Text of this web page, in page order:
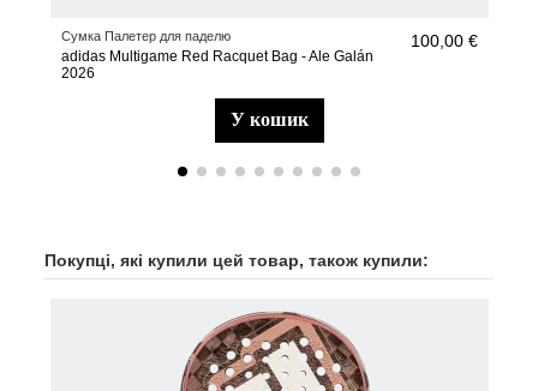
Сумка Палетер для паделю
adidas Multigame Red Racquet Bag - Ale Galán
2026
100,00 €
у кошик
Покупці, які купили цей товар, також купили: